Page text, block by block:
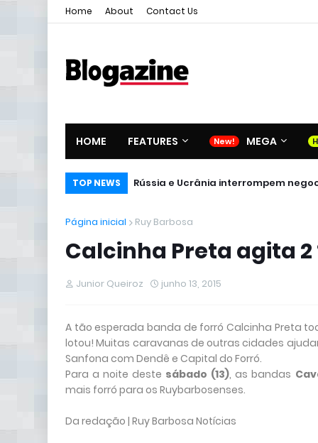
Home About Contact Us
HOME FEATURES MEGA
TOP NEWS Rússia e Ucrânia interrompem
Página inicial Ruy Barbosa
Calcinha Preta agita 2
Junior Queiroz junho 13, 2015
A tão esperada banda de forró Calcinha Preta
lotou! Muitas caravanas de outras cidades
Sanfona com Dendê e Capital do Forró.
Para a noite deste sábado (13), as bandas
mais forró para os Ruybarbosenses.
Da redação | Ruy Barbosa Notícias